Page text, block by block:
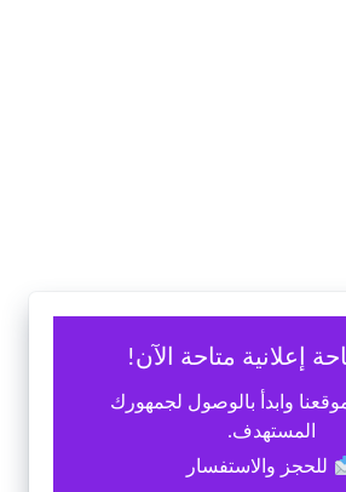
إعلانية متاحة الآن!
وابدأ بالوصول لجمهورك
المستهدف.
للحجز والاستفسار